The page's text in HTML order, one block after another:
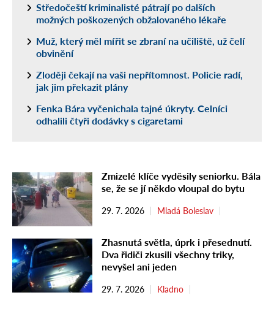
Středočeští kriminalisté pátrají po dalších
možných poškozených obžalovaného lékaře
Muž, který měl mířit se zbraní na učiliště, už čelí
obvinění
Zloději čekají na vaši nepřítomnost. Policie radí,
jak jim překazit plány
Fenka Bára vyčenichala tajné úkryty. Celníci
odhalili čtyři dodávky s cigaretami
Zmizelé klíče vyděsily seniorku. Bála
se, že se jí někdo vloupal do bytu
29. 7. 2026 Mladá Boleslav
Zhasnutá světla, úprk i přesednutí.
Dva řidiči zkusili všechny triky,
nevyšel ani jeden
29. 7. 2026 Kladno